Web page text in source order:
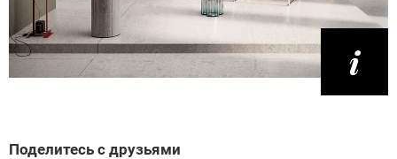
Поделитесь с друзьями